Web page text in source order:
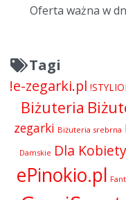
Oferta ważna w
Tagi
!e-zegarki.pl
Biżuteria
zegarki Biżuteria srebrna
Damskie Dla Kobiety
ePinokio.pl